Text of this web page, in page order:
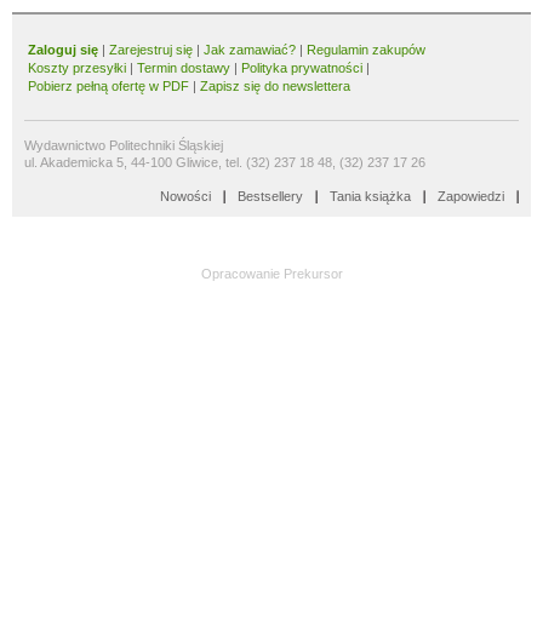
Zaloguj się | Zarejestruj się | Jak zamawiać? | Regulamin zakupów
Koszty przesyłki | Termin dostawy | Polityka prywatności |
Pobierz pełną ofertę w PDF | Zapisz się do newslettera
Wydawnictwo Politechniki Śląskiej
ul. Akademicka 5, 44-100 Gliwice, tel. (32) 237 18 48, (32) 237 17 26
Nowości Bestsellery Tania książka Zapowiedzi
Opracowanie Prekursor